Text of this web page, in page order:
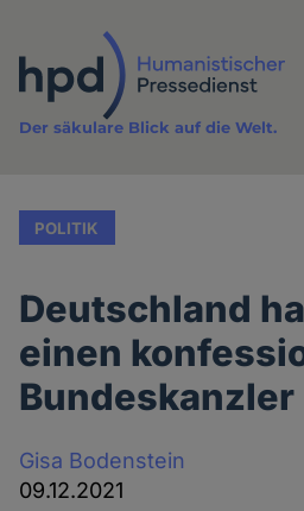
Inhalt
Der säkulare Blick auf die Welt.
POLITIK
Deutschland
einen
Bundeskanzler
Gisa Bodenstein
09.12.2021